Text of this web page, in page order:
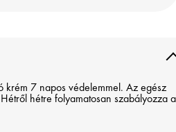
krém 7 napos védelemmel. Az egész
hétre folyamatosan szabályozza